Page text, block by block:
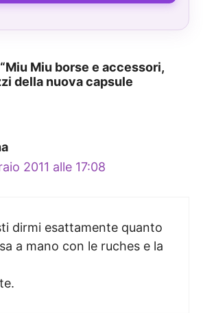
Miu borse e accessori,
della nuova capsule
2011 alle 17:08
dirmi esattamente quanto
a mano con le ruches e la